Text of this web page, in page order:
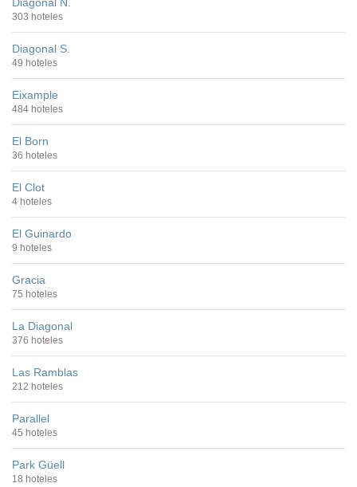
303 hoteles
Diagonal S.
49 hoteles
Eixample
484 hoteles
El Born
36 hoteles
El Clot
4 hoteles
El Guinardo
9 hoteles
Gracia
75 hoteles
La Diagonal
376 hoteles
Las Ramblas
212 hoteles
Parallel
45 hoteles
Park Güell
18 hoteles